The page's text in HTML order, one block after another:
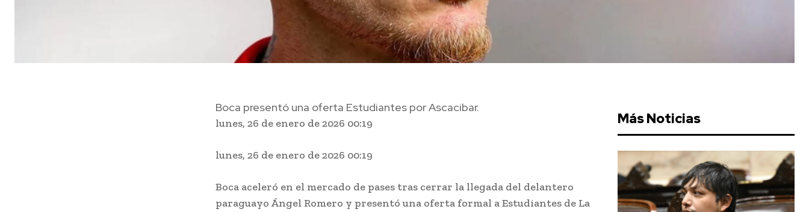
Boca presentó una oferta Estudiantes por Ascacibar.
lunes, 26 de enero de 2026 00:19
lunes, 26 de enero de 2026 00:19
Boca aceleró en el mercado de pases tras cerrar la llegada del delantero
paraguayo Ángel Romero y presentó una oferta formal a Estudiantes de La
Más Noticias